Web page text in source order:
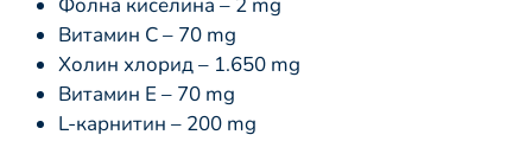
Фолна киселина – 2 mg
Витамин C – 70 mg
Холин хлорид – 1.650 mg
Витамин E – 70 mg
L-карнитин – 200 mg